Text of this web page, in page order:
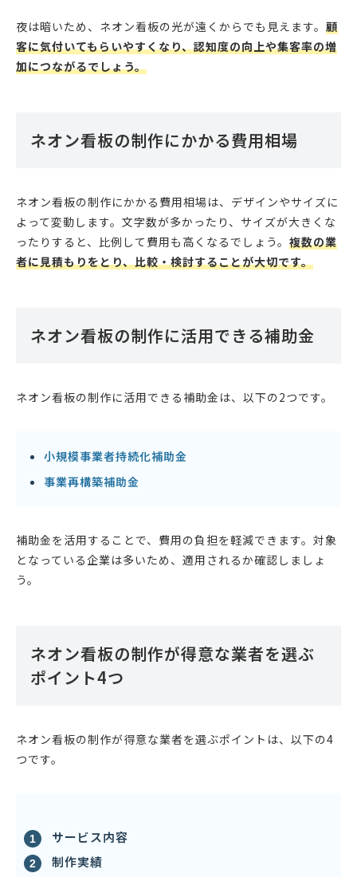
夜は暗いため、ネオン看板の光が遠くからでも見えます。 顧
客に気付いてもらいやすくなり、認知度の向上や集客率の増
加につながるでしょう。
ネオン看板の制作にかかる費用相場
ネオン看板の制作にかかる費用相場は、デザインやサイズに
よって変動します。文字数が多かったり、サイズが大きくな
ったりすると、比例して費用も高くなるでしょう。 複数の業
者に見積もりをとり、比較・検討することが大切です。
ネオン看板の制作に活用できる補助金
ネオン看板の制作に活用できる補助金は、以下の2つです。
小規模事業者持続化補助金
事業再構築補助金
補助金を活用することで、費用の負担を軽減できます。対象
となっている企業は多いため、適用されるか確認しましょ
う。
ネオン看板の制作が得意な業者を選ぶ
ポイント4つ
ネオン看板の制作が得意な業者を選ぶポイントは、以下の4
つです。
サービス内容
制作実績